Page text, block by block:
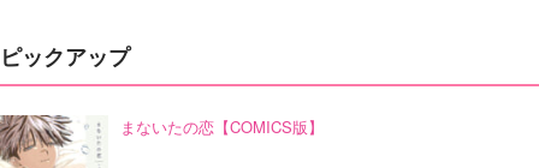
ピックアップ
まないたの恋【COMICS版】